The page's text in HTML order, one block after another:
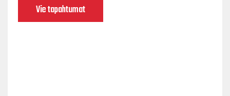
Vie tapahtumat